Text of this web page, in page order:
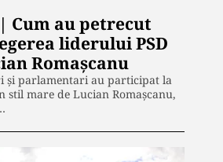
Cum au petrecut
liderului PSD
Romașcanu
și parlamentari au participat la
stil mare de Lucian Romașcanu,